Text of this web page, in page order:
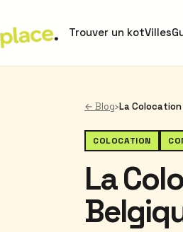
Trouver un kotVilles
← Blog›
COLOCATION
La